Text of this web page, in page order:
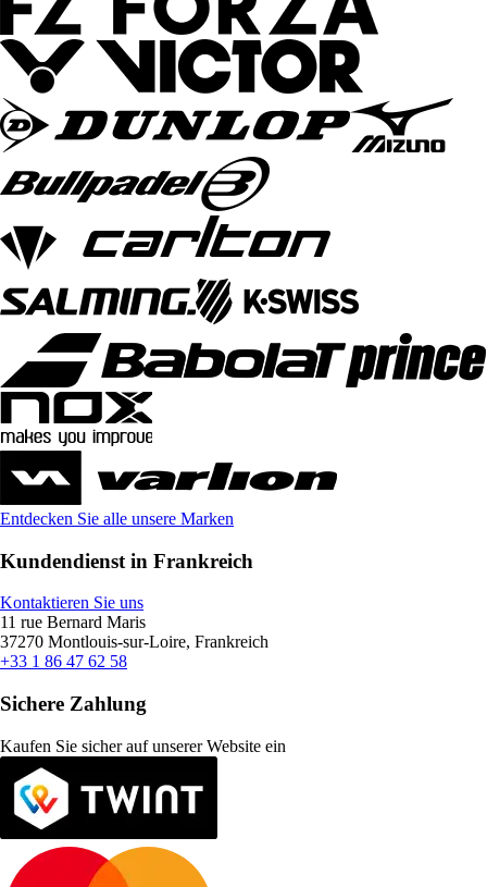
Entdecken Sie alle unsere Marken
Kundendienst in Frankreich
Kontaktieren Sie uns
11 rue Bernard Maris
37270 Montlouis-sur-Loire, Frankreich
+33 1 86 47 62 58
Sichere Zahlung
Kaufen Sie sicher auf unserer Website ein